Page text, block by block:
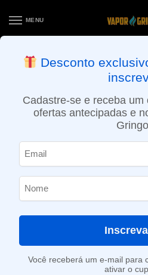
MENU
ENTREGA NO MESMO DIA EM SÃO
APROVADOS ATÉ
Desconto
Cadastre-se e receba um
ofertas antecipadas e
Você receberá um e-mail para
ativar o